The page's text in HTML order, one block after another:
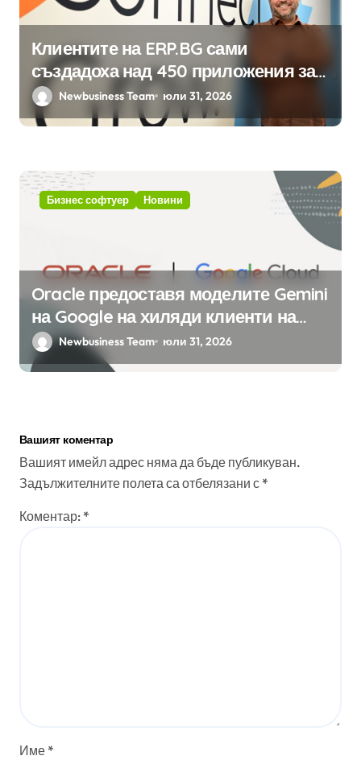
Клиентите на ERP.BG сами
създадоха над 450 приложения за
ERP системата с помощта на
вградения в нея изкуствен
Newbusiness Team юли 31, 2026
Бизнес софтуер Новини
Oracle предоставя моделите Gemini
на Google на хиляди клиенти на
бизнес приложения
Newbusiness Team юли 31, 2026
Вашият коментар
Вашият имейл адрес няма да бъде публикуван.
Задължителните полета са отбелязани с *
Коментар: *
Име *